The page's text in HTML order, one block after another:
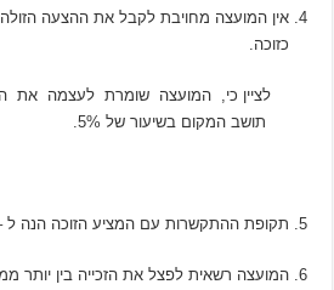
אין המועצה מחויבת לקבל את ההצעה
כזוכה.
לציין כי, המועצה שומרת לעצמה את
תושב המקום בשיעור של 5%.
תקופת ההתקשרות עם המציע הזוכה הנה ל – 12
המועצה רשאית לפצל את הזכייה בין יותר